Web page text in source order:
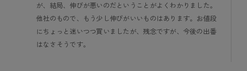
が、結局、伸びが悪いのだということがよくわかりました。
他社のもので、もう少し伸びがいいものはあります。お値段
にちょっと迷いつつ買いましたが、残念ですが、今後の出番
はなさそうです。